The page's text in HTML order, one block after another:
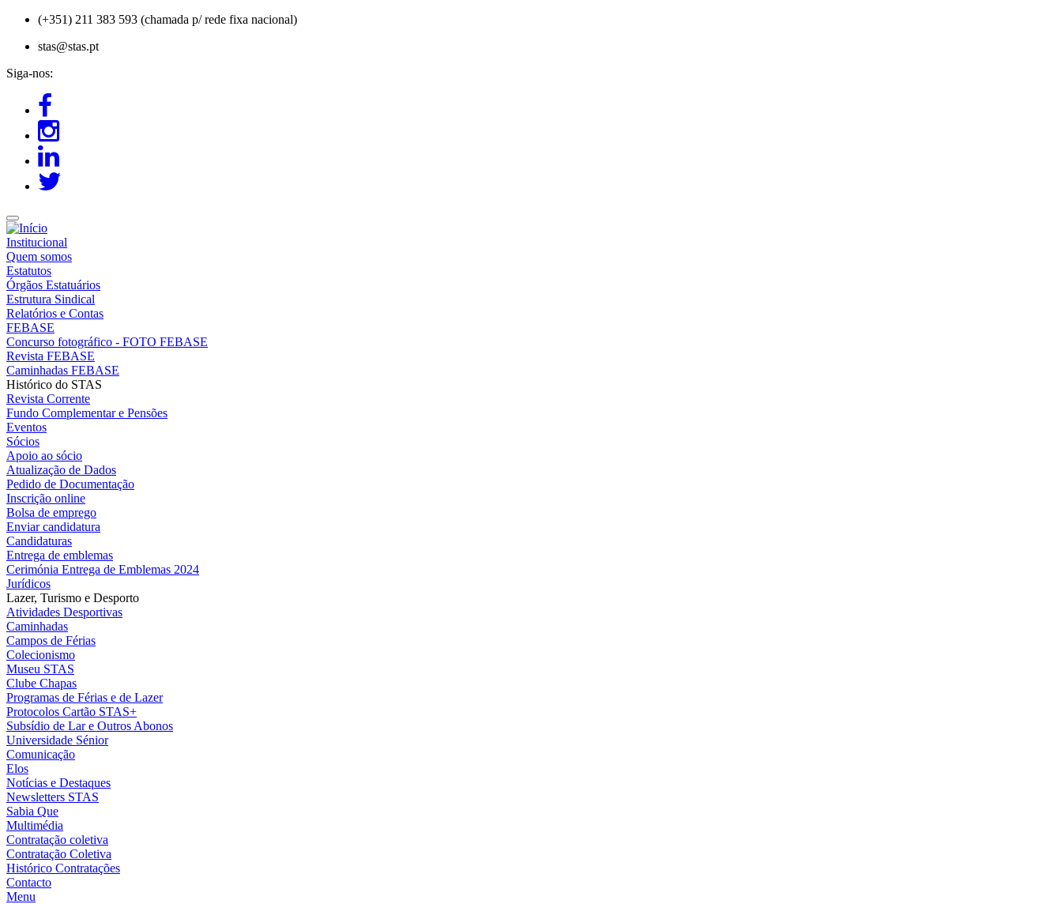
Passar
principal
(+351) 211 383 593 (chamada p/ rede fixa nacional)
stas@stas.pt
Siga-nos:
Institucional
Quem somos
Estatutos
Órgãos Estatuários
Estrutura Sindical
Relatórios e Contas
FEBASE
Concurso fotográfico - FOTO FEBASE
Revista FEBASE
Caminhadas FEBASE
Histórico do STAS
Revista Corrente
Fundo Complementar e Pensões
Eventos
Sócios
Apoio ao sócio
Atualização de Dados
Pedido de Documentação
Inscrição online
Bolsa de emprego
Enviar candidatura
Candidaturas
Entrega de emblemas
Cerimónia Entrega de Emblemas 2024
Jurídicos
Lazer, Turismo e Desporto
Atividades Desportivas
Caminhadas
Campos de Férias
Colecionismo
Museu STAS
Clube Chapas
Programas de Férias e de Lazer
Protocolos Cartão STAS+
Subsídio de Lar e Outros Abonos
Universidade Sénior
Comunicação
Elos
Notícias e Destaques
Newsletters STAS
Sabia Que
Multimédia
Contratação coletiva
Contratação Coletiva
Histórico Contratações
Contacto
Menu